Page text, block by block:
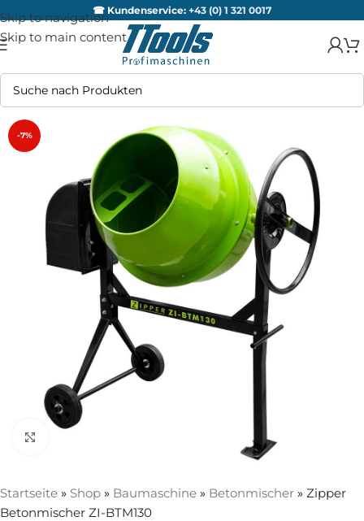
Skip to navigation
Skip to main content
☎ Kundenservice: +43 (0) 1 321 0017
-7%
Startseite » Shop » Baumaschine » Betonmischer » Zipper
Betonmischer ZI-BTM130